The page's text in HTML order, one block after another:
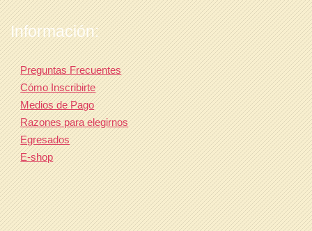
Información:
Preguntas Frecuentes
Cómo Inscribirte
Medios de Pago
Razones para elegirnos
Egresados
E-shop